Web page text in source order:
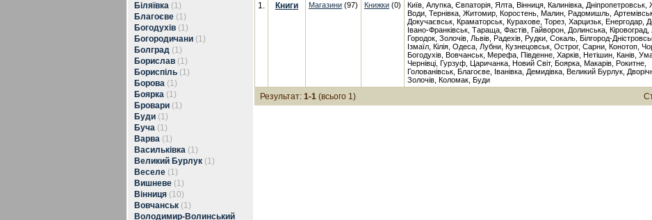
Біляївка (1)
Благоєве (1)
Богодухів (1)
Богородичани (1)
Болград (1)
Борислав (1)
Бориспіль (1)
Борова (1)
Боярка (1)
Бровари (1)
Буди (1)
Буча (1)
Варва (1)
Васильківка (1)
Великий Бурлук (1)
Веселе (1)
Вишневе (1)
Вінниця (10)
Вовчанськ (1)
Володимир-Волинський
1. Книги Магазини (97) Книжки (0)
Київ, Алупка, Євпаторія, Ялта, Вінниця, Калинівка, Дніпропетровськ,
Води, Тернівка, Житомир, Коростень, Малин, Радомишль,
Докучаєвськ, Краматорськ, Курахове, Торез, Харцизьк, Енергодар,
Івано-Франківськ, Тараща, Фастів, Гайворон, Долинська, Кіровоград,
Городок, Золочів, Львів, Радехів, Рудки, Сокаль, Білгород-
Ізмаїл, Кілія, Одеса, Лубни, Кузнецовськ, Острог, Сарни, Конотоп,
Богодухів, Вовчанськ, Мерефа, Південне, Харків, Нетішин, Канів,
Чернівці, Гурзуф, Царичанка, Новий Світ, Боярка, Макарів, Рокитне,
Голованівськ, Благоєве, Іванівка, Демидівка, Великий Бурлук,
Золочів, Коломак, Буди
Результат: 1-1 (всього 1)